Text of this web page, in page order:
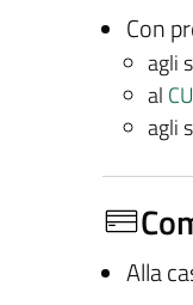
Con
agli
al
agli
Alla